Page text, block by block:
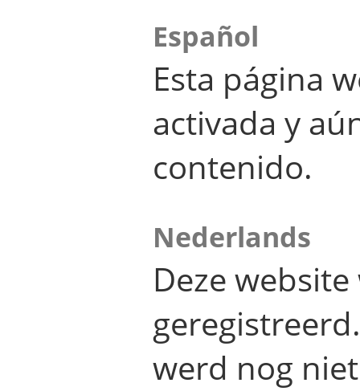
Español
Esta página
activada y
contenido.
Nederlands
Deze
werd nog